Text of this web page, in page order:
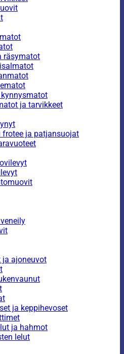
räsymatot
kynnysmatot
ja tarvikkeet
frotee ja patjansuojat
ja ajoneuvot
ja keppihevoset
ja hahmot
lelut